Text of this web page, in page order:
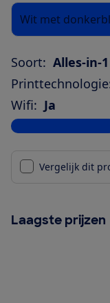
Wit met
Soort: Alles-in-
Wifi: Ja
Bekijk alle
Vergelijk dit
Laagste prijzen